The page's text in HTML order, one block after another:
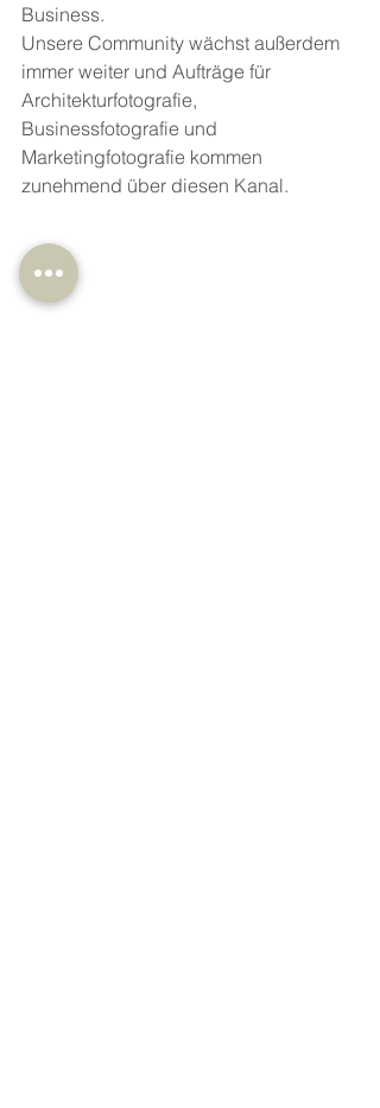
Business.
Unsere Community wächst außerdem
immer weiter und Aufträge für
Architekturfotografie,
Businessfotografie und
Marketingfotografie kommen
zunehmend über diesen Kanal.